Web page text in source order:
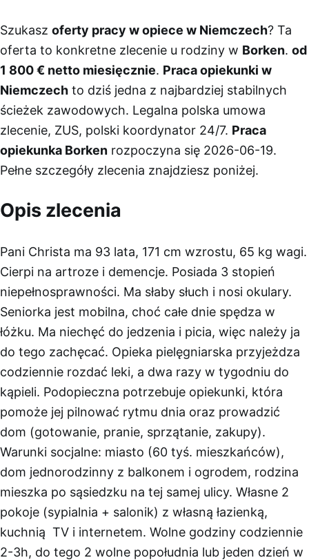
Szukasz oferty pracy w opiece w Niemczech? Ta
oferta to konkretne zlecenie u rodziny w Borken. od
1 800 € netto miesięcznie. Praca opiekunki w
Niemczech to dziś jedna z najbardziej stabilnych
ścieżek zawodowych. Legalna polska umowa
zlecenie, ZUS, polski koordynator 24/7. Praca
opiekunka Borken rozpoczyna się 2026-06-19.
Pełne szczegóły zlecenia znajdziesz poniżej.
Opis zlecenia
Pani Christa ma 93 lata, 171 cm wzrostu, 65 kg wagi.
Cierpi na artroze i demencje. Posiada 3 stopień
niepełnosprawności. Ma słaby słuch i nosi okulary.
Seniorka jest mobilna, choć całe dnie spędza w
łóżku. Ma niechęć do jedzenia i picia, więc należy ja
do tego zachęcać. Opieka pielęgniarska przyjeżdza
codziennie rozdać leki, a dwa razy w tygodniu do
kąpieli. Podopieczna potrzebuje opiekunki, która
pomoże jej pilnować rytmu dnia oraz prowadzić
dom (gotowanie, pranie, sprzątanie, zakupy).
Warunki socjalne: miasto (60 tyś. mieszkańców),
dom jednorodzinny z balkonem i ogrodem, rodzina
mieszka po sąsiedzku na tej samej ulicy. Własne 2
pokoje (sypialnia + salonik) z własną łazienką,
kuchnią TV i internetem. Wolne godziny codziennie
2-3h, do tego 2 wolne popołudnia lub jeden dzień w